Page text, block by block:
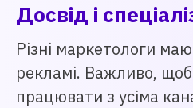
Досвід і
Різні маркетологи
рекламі. Важливо,
працювати з усіма